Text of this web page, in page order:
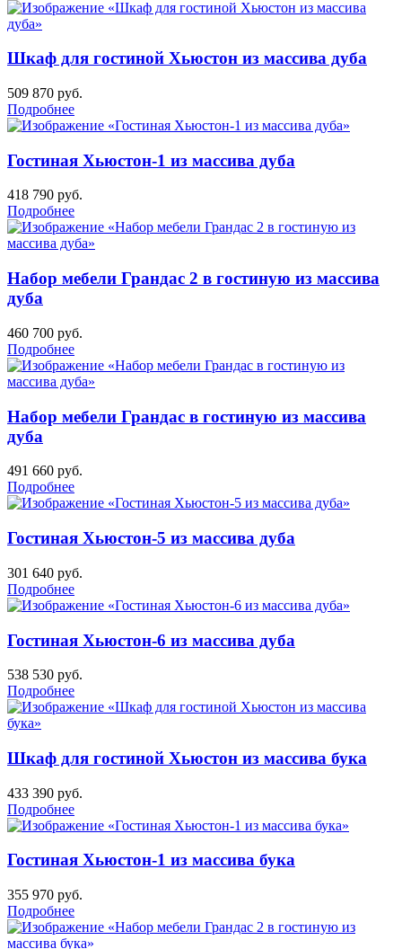
Шкаф для гостиной Хьюстон из массива дуба
509 870 руб.
Подробнее
Гостиная Хьюстон-1 из массива дуба
418 790 руб.
Подробнее
Набор мебели Грандас 2 в гостиную из массива
дуба
460 700 руб.
Подробнее
Набор мебели Грандас в гостиную из массива
дуба
491 660 руб.
Подробнее
Гостиная Хьюстон-5 из массива дуба
301 640 руб.
Подробнее
Гостиная Хьюстон-6 из массива дуба
538 530 руб.
Подробнее
Шкаф для гостиной Хьюстон из массива бука
433 390 руб.
Подробнее
Гостиная Хьюстон-1 из массива бука
355 970 руб.
Подробнее